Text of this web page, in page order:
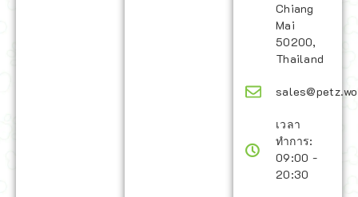
Chiang
Mai
50200,
Thailand
เวลา
ทำการ:
09:00 -
20:30